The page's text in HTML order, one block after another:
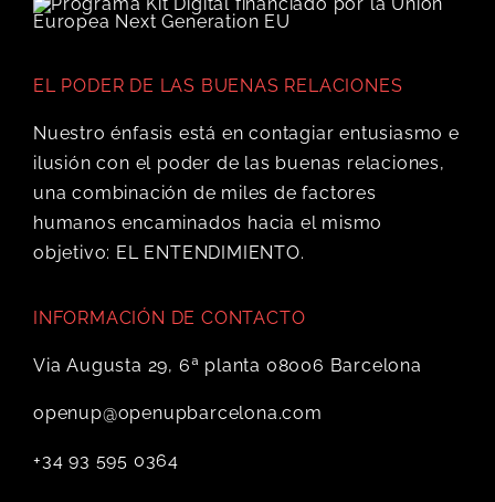
EL PODER DE LAS BUENAS RELACIONES
Nuestro énfasis está en contagiar entusiasmo e
ilusión con el poder de las buenas relaciones,
una combinación de miles de factores
humanos encaminados hacia el mismo
objetivo: EL ENTENDIMIENTO.
INFORMACIÓN DE CONTACTO
Via Augusta 29, 6ª planta 08006 Barcelona
openup@openupbarcelona.com
+34 93 595 0364